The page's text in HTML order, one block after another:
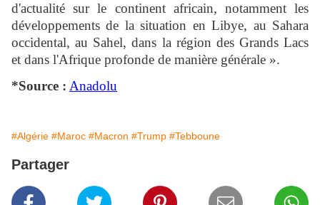
d'actualité sur le continent africain, notamment les
développements de la situation en Libye, au Sahara
occidental, au Sahel, dans la région des Grands Lacs
et dans l'Afrique profonde de manière générale ».
*Source : Anadolu
#Algérie #Maroc #Macron #Trump #Tebboune
Partager